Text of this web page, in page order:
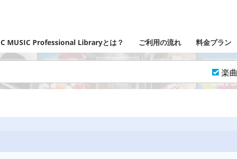
C MUSIC Professional Libraryとは？ ご利用の流れ 料金プラン
楽曲